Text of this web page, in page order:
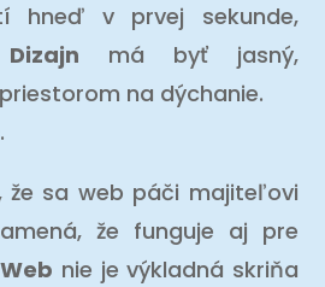
hneď v prvej sekunde,
Dizajn má byť jasný,
na dýchanie.
sa web páči majiteľovi
že funguje aj pre
Web nie je výkladná skriňa